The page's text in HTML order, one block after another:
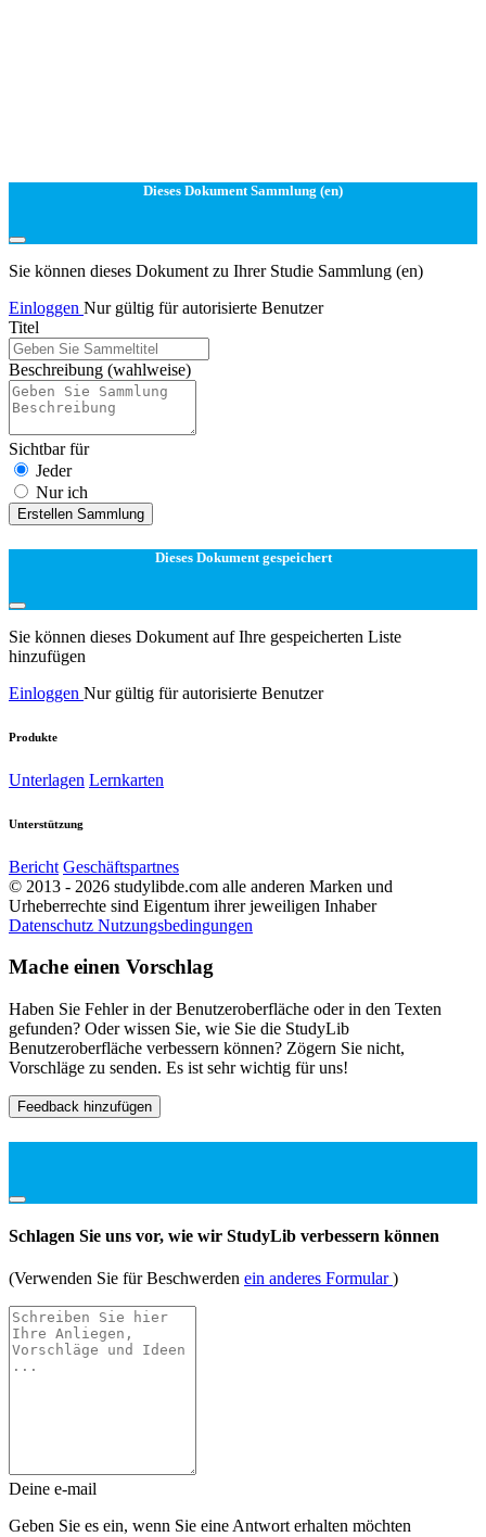
Dieses Dokument Sammlung (en)
Sie können dieses Dokument zu Ihrer Studie Sammlung (en)
Einloggen Nur gültig für autorisierte Benutzer
Titel
Beschreibung (wahlweise)
Sichtbar für
Jeder
Nur ich
Erstellen Sammlung
Dieses Dokument gespeichert
Sie können dieses Dokument auf Ihre gespeicherten Liste
hinzufügen
Einloggen Nur gültig für autorisierte Benutzer
Produkte
Unterlagen Lernkarten
Unterstützung
Bericht Geschäftspartnes
© 2013 - 2026 studylibde.com alle anderen Marken und
Urheberrechte sind Eigentum ihrer jeweiligen Inhaber
Datenschutz Nutzungsbedingungen
Mache einen Vorschlag
Haben Sie Fehler in der Benutzeroberfläche oder in den Texten
gefunden? Oder wissen Sie, wie Sie die StudyLib
Benutzeroberfläche verbessern können? Zögern Sie nicht,
Vorschläge zu senden. Es ist sehr wichtig für uns!
Feedback hinzufügen
Schlagen Sie uns vor, wie wir StudyLib verbessern können
(Verwenden Sie für Beschwerden ein anderes Formular)
Deine e-mail
Geben Sie es ein, wenn Sie eine Antwort erhalten möchten